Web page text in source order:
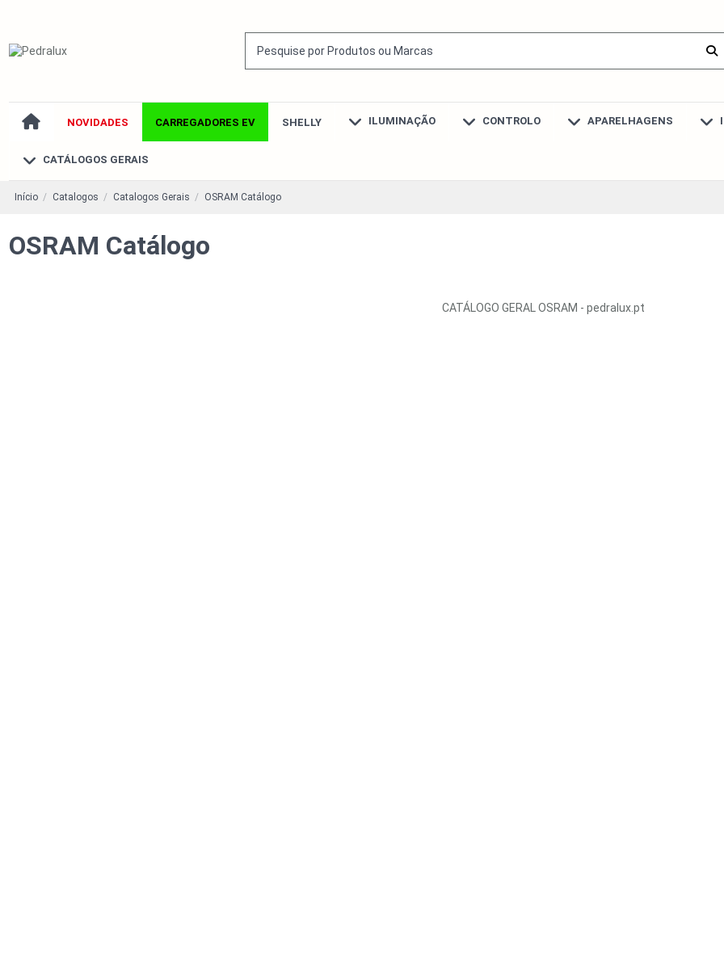
NOVIDADES CARREGADORES EV SHELLY ILUMINAÇÃO CONTROLO APARELHAGENS
CATÁLOGOS GERAIS
Início Catalogos Catalogos Gerais OSRAM Catálogo
OSRAM Catálogo
CATÁLOGO GERAL OSRAM - pedralux.pt